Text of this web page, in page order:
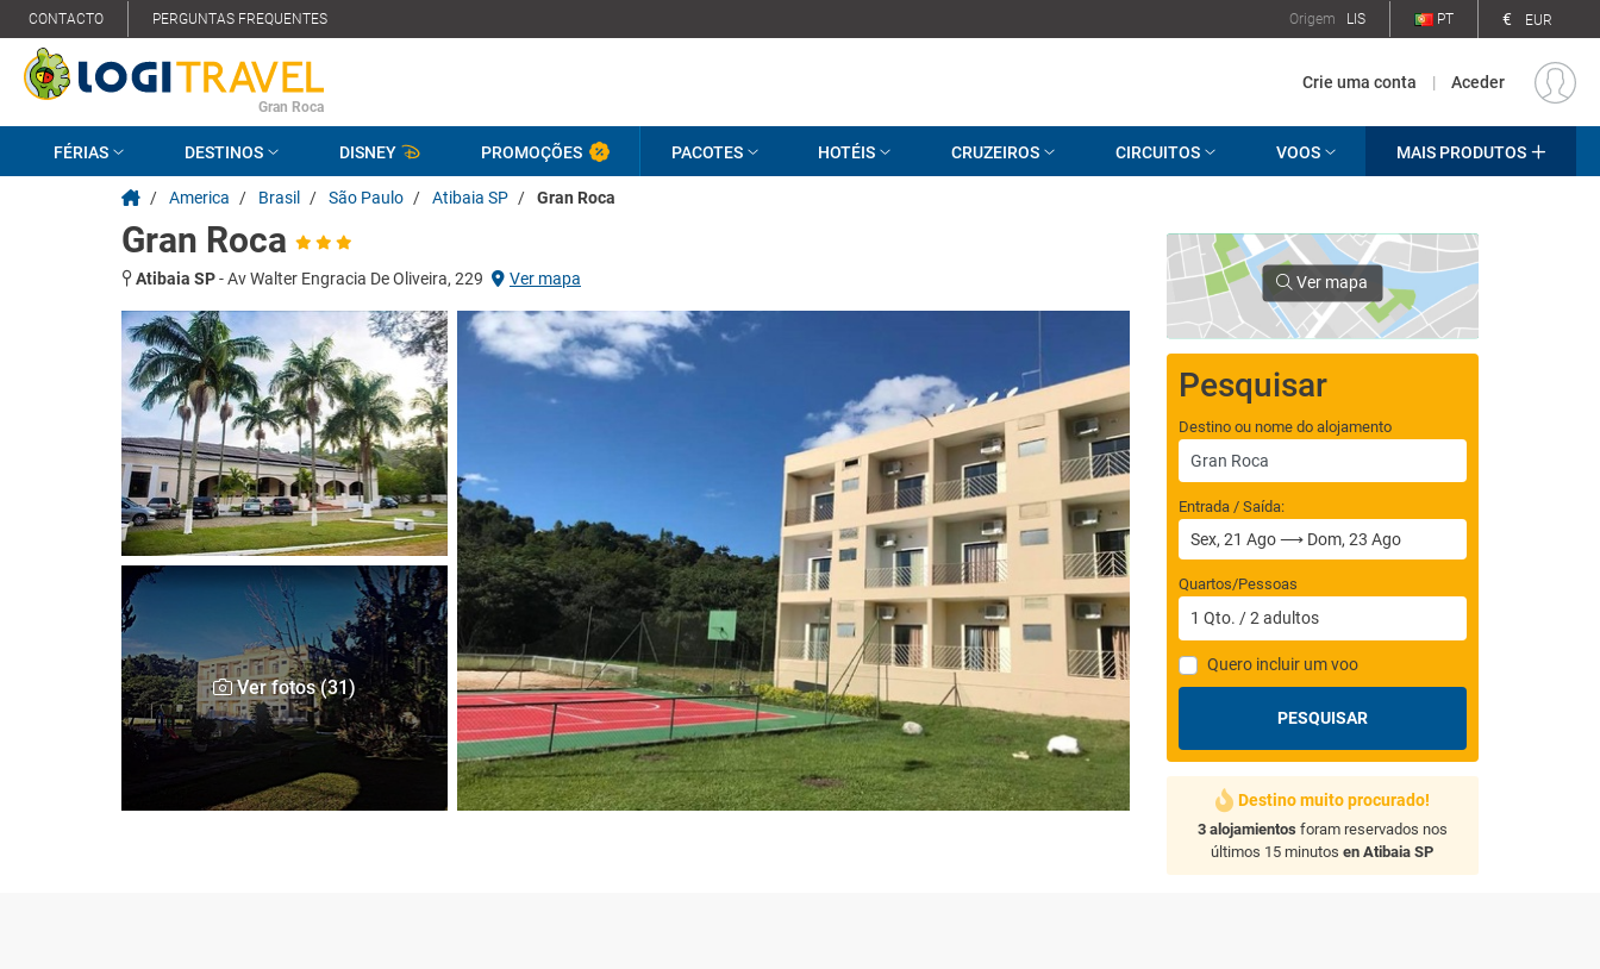
CONTACTO PERGUNTAS FREQUENTES Origem LIS PT € EUR
Gran Roca
Crie uma conta | Aceder
FÉRIAS DESTINOS DISNEY PROMOÇÕES PACOTES HOTÉIS CRUZEIROS CIRCUITOS VOOS MAIS PRODUTOS
/ America / Brasil / São Paulo / Atibaia SP / Gran Roca
Gran Roca
Atibaia SP-Av Walter Engracia De Oliveira, 229 Ver mapa
Ver fotos (31)
Ver mapa
Pesquisar
Destino ou nome do alojamento
Entrada / Saída:
Quartos/Pessoas
1 Qto. /2 adultos
Quero incluir um voo
PESQUISAR
Destino muito procurado!
3 alojamientos foram reservados nos
últimos 15 minutosen Atibaia SP